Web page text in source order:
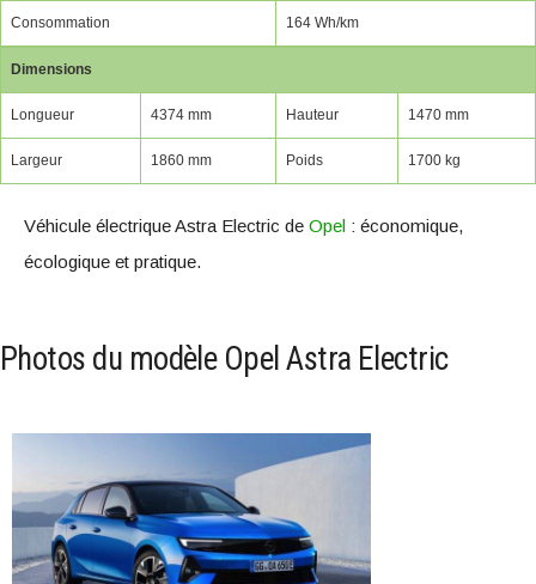
Consommation 164 Wh/km
Dimensions
Longueur 4374 mm Hauteur 1470 mm
Largeur 1860 mm Poids 1700 kg
Véhicule électrique Astra Electric de Opel : économique,
écologique et pratique.
Photos du modèle Opel Astra Electric